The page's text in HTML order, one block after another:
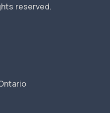
reserved.